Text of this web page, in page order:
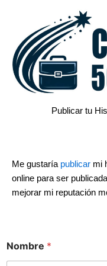
Publicar tu
Me gustaría publicar mi
online para ser
mejorar mi reputación
Nombre *